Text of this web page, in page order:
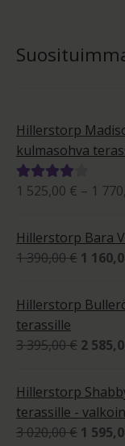
Hillerstorp
kulmasohva
Arvostelu
4.00
1 525,00 € – 1
Hillerstorp Bara
1 390,00€
oli:
390,00
1
Hillerstorp
terassille
3 395,00€
oli:
395,00
2
Hillerstorp
terassille -
3 020,00€ 1